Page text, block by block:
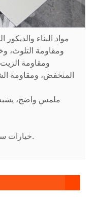
ومقاومة التلوث،
ومقاومة
المنخفض، ومقاومة
4. خيارات سمك مختلفة ولمسة نهائية لامعة.